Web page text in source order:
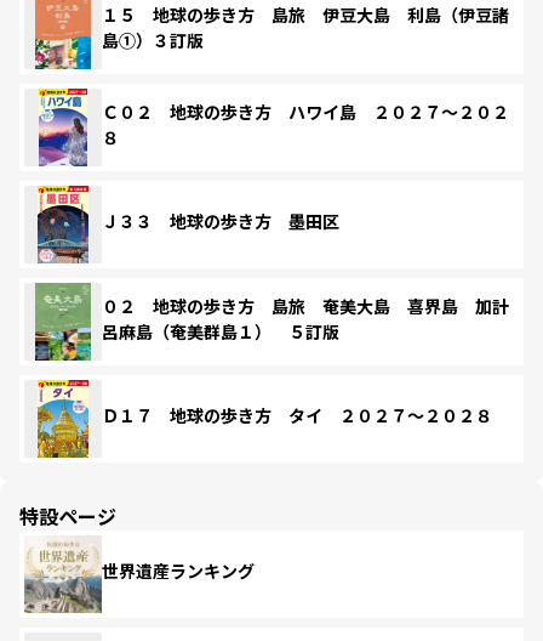
１５ 地球の歩き方 島旅 伊豆大島 利島（伊豆諸
島①）３訂版
Ｃ０２ 地球の歩き方 ハワイ島 ２０２７～２０２
８
Ｊ３３ 地球の歩き方 墨田区
０２ 地球の歩き方 島旅 奄美大島 喜界島 加計
呂麻島（奄美群島１） ５訂版
Ｄ１７ 地球の歩き方 タイ ２０２７～２０２８
特設ページ
世界遺産ランキング